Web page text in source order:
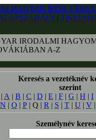
|
IRODALMI
A-Z
Keresés a vezetéknév
szerint
| A | B | C | D | E | F | G | H | I
N | O | P| Q | R | S | T| U | V
Személynév